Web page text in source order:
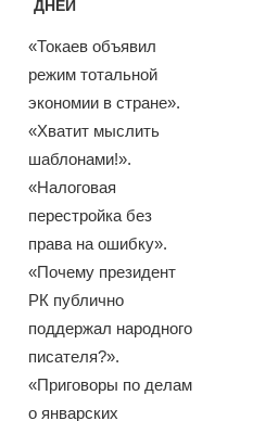
ДНЕЙ
«Токаев объявил
режим тотальной
экономии в стране».
«Хватит мыслить
шаблонами!».
«Налоговая
перестройка без
права на ошибку».
«Почему президент
РК публично
поддержал народного
писателя?».
«Приговоры по делам
о январских